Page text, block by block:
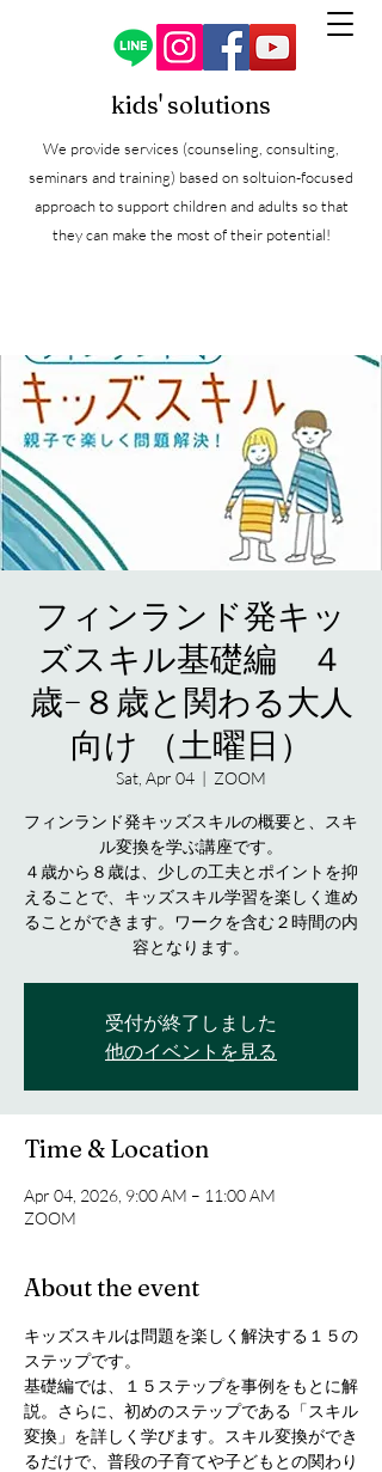
kids' solutions
We provide services (counseling, consulting,
seminars and training) based on soltuion-focused
approach to support children and adults sothat
they can make the most of their potential!
フィンランド発キッ
ズスキル基礎編 ４
歳−８歳と関わる大人
向け （土曜日）
Sat, Apr 04
  |
ZOOM
フィンランド発キッズスキルの概要と、スキ
ル変換を学ぶ講座です。
４歳から８歳は、少しの工夫とポイントを抑
えることで、キッズスキル学習を楽しく進め
ることができます。ワークを含む２時間の内
容となります。
受付が終了しました
他のイベントを見る
Time & Location
Apr 04, 2026, 9:00 AM – 11:00 AM
ZOOM
About the event
キッズスキルは問題を楽しく解決する１５の
ステップです。
基礎編では、１５ステップを事例をもとに解
説。さらに、初めのステップである「スキル
変換」を詳しく学びます。スキル変換ができ
るだけで、普段の子育てや子どもとの関わり